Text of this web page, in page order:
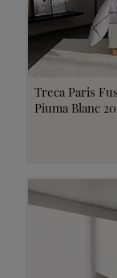
Treca Paris
Piuma Blanc